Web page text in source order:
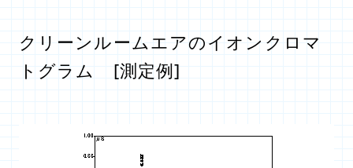
クリーンルームエアのイオンクロマ
トグラム [測定例]